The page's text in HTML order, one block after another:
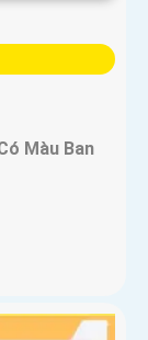
Màu Ban